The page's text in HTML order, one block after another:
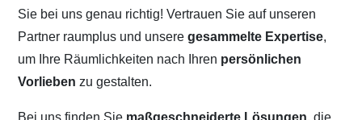
Sie bei uns genau richtig! Vertrauen Sie auf unseren
Partner raumplus und unseregesammelte Expertise,
um Ihre Räumlichkeiten nach Ihren persönlichen
Vorliebenzu gestalten.